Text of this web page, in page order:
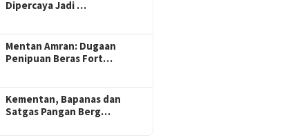
Dipercaya Jadi …
Mentan Amran: Dugaan
Penipuan Beras Fort…
Kementan, Bapanas dan
Satgas Pangan Berg…